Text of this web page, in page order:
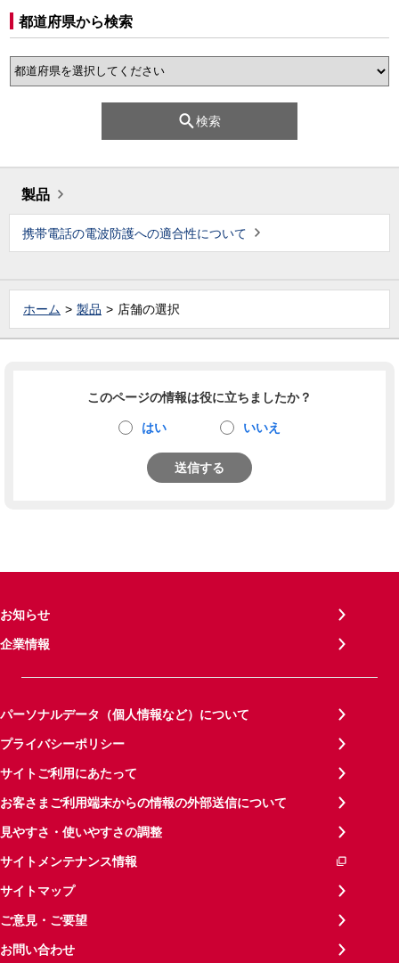
都道府県から検索
検索
製品
携帯電話の電波防護への適合性について
ホーム 製品 店舗の選択
このページの情報は役に立ちましたか？
はい いいえ
送信する
お知らせ
企業情報
パーソナルデータ（個人情報など）について
プライバシーポリシー
サイトご利用にあたって
お客さまご利用端末からの情報の外部送信について
見やすさ・使いやすさの調整
サイトメンテナンス情報
サイトマップ
ご意見・ご要望
お問い合わせ